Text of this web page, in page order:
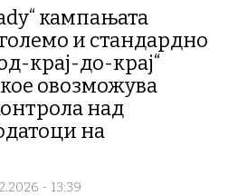
кампањата
и стандардно
крај-до-крај“
овозможува
над
на
- 13:39